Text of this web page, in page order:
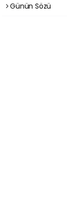
Günün Sözü